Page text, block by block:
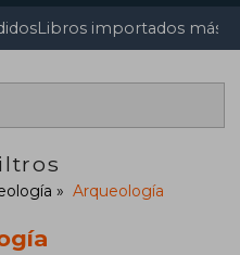
Libros importados más
Arqueología